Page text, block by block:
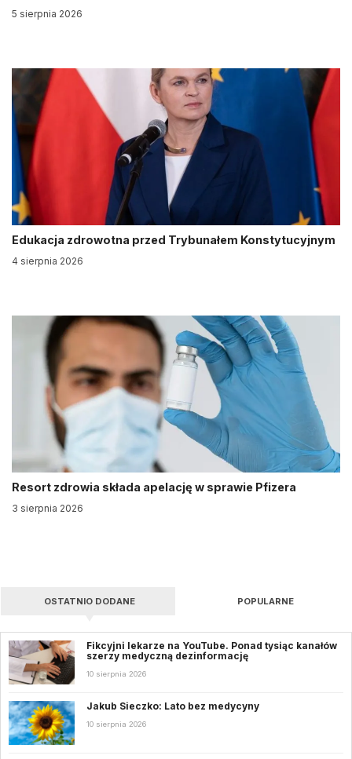
5 sierpnia 2026
Edukacja zdrowotna przed Trybunałem Konstytucyjnym
4 sierpnia 2026
Resort zdrowia składa apelację w sprawie Pfizera
3 sierpnia 2026
OSTATNIO DODANE POPULARNE
Fikcyjni lekarze na YouTube. Ponad tysiąc kanałów
szerzy medyczną dezinformację
10 sierpnia 2026
Jakub Sieczko: Lato bez medycyny
10 sierpnia 2026